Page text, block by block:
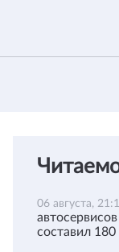
06 августа,
составил